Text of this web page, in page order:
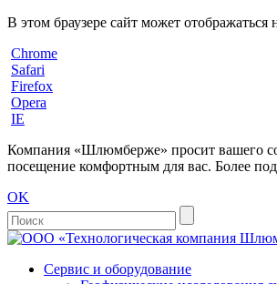
В этом браузере сайт может
Chrome
Safari
Firefox
Opera
IE
Компания «Шлюмберже» просит вашего
посещение комфортным для вас. Более
OK
Сервис и оборудование